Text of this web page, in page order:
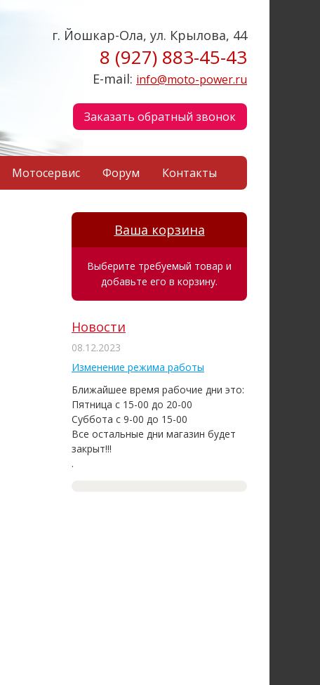
г. Йошкар-Ола, ул. Крылова, 44
8 (927) 883-45-43
E-mail: info@moto-power.ru
Заказать обратный звонок
Мотосервис Форум Контакты
Ваша корзина
Выберите требуемый товар и
добавьте его в корзину.
Новости
08.12.2023
Изменение режима работы
Ближайшее время рабочие дни это:
Пятница с 15-00 до 20-00
Суббота с 9-00 до 15-00
Все остальные дни магазин будет
закрыт!!!
.